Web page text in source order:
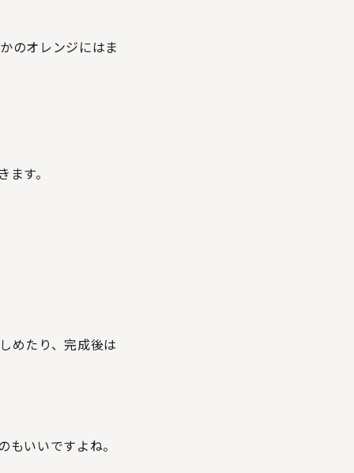
のオレンジにはま
す。
めたり、完成後は
いいですよね。